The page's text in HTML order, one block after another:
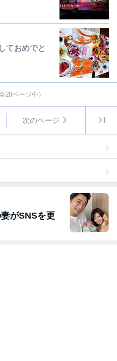
ておめでと
28ページ中）
次のページ
がSNSを更